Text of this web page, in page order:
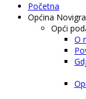
Početna
Općina
Opći
O